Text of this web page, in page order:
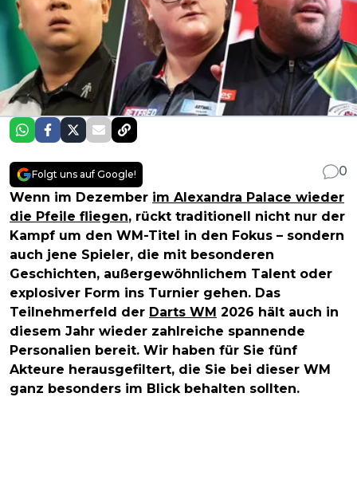
Folgt uns auf Google!
0
Wenn im Dezember im Alexandra Palace wieder
die Pfeile fliegen, rückt traditionell nicht nur der
Kampf um den WM-Titel in den Fokus – sondern
auch jene Spieler, die mit besonderen
Geschichten, außergewöhnlichem Talent oder
explosiver Form ins Turnier gehen. Das
Teilnehmerfeld der Darts WM 2026 hält auch in
diesem Jahr wieder zahlreiche spannende
Personalien bereit. Wir haben für Sie fünf
Akteure herausgefiltert, die Sie bei dieser WM
ganz besonders im Blick behalten sollten.